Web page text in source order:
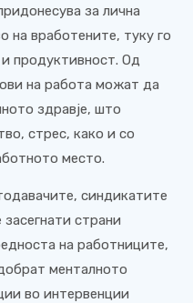
за лична
на вработените, туку го
продуктивност. Од
на работа можат да
здравје, што
стрес, како и со
место.
синдикатите
страни
на работниците,
менталното
во интервенции